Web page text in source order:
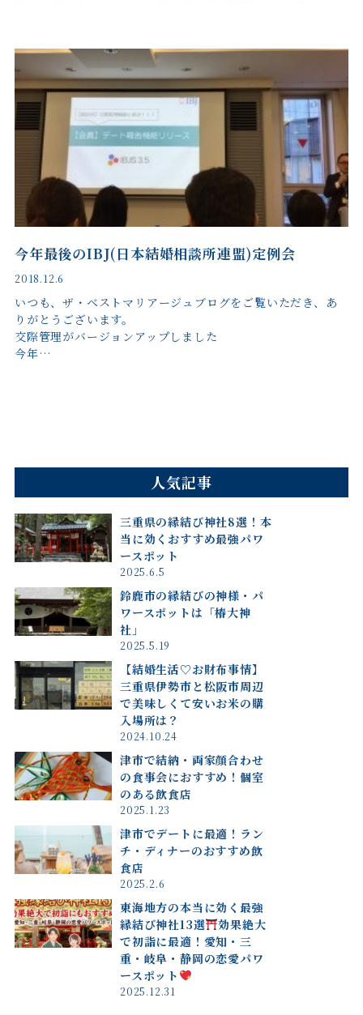
今年最後のIBJ(日本結婚相談所連盟)定例会
2018.12.6
いつも、ザ・ベストマリアージュブログをご覧いただき、あ
りがとうございます。
交際管理がバージョンアップしました
今年…
人気記事
三重県の縁結び神社8選！本
当に効くおすすめ最強パワ
ースポット
2025.6.5
鈴鹿市の縁結びの神様・パ
ワースポットは「椿大神
社」
2025.5.19
【結婚生活♡お財布事情】
三重県伊勢市と松阪市周辺
で美味しくて安いお米の購
入場所は？
2024.10.24
津市で結納・両家顔合わせ
の食事会におすすめ！個室
のある飲食店
2025.1.23
津市でデートに最適！ラン
チ・ディナーのおすすめ飲
食店
2025.2.6
東海地方の本当に効く最強
縁結び神社13選
効果絶大
で初詣に最適！愛知・三
重・岐阜・静岡の恋愛パワ
ースポット
2025.12.31